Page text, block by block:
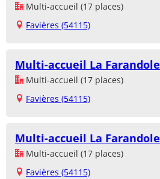
Multi-accueil (17 places)
Favières (54115)
Multi-accueil La Farandole
Multi-accueil (17 places)
Favières (54115)
Multi-accueil La Farandole
Multi-accueil (17 places)
Favières (54115)